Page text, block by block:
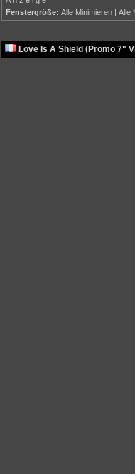
Fenstergröße: Alle Minimieren |Alle
Love Is A Shield (Promo 7"